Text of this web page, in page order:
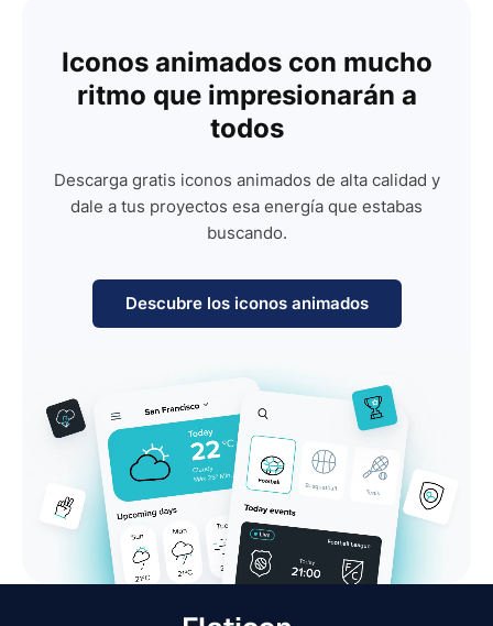
Iconos animados con mucho
ritmo que impresionarán a
todos
Descarga gratis iconos animados de alta calidad y
dale a tus proyectos esa energía que estabas
buscando.
Descubre los iconos animados